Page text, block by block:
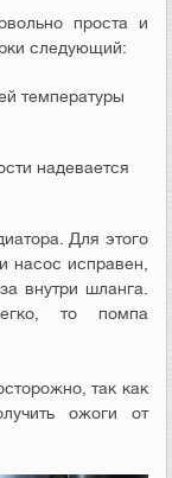
проста и
следующий:
температуры
надевается
Для этого
насос исправен,
внутри шланга.
то помпа
так как
ожоги от